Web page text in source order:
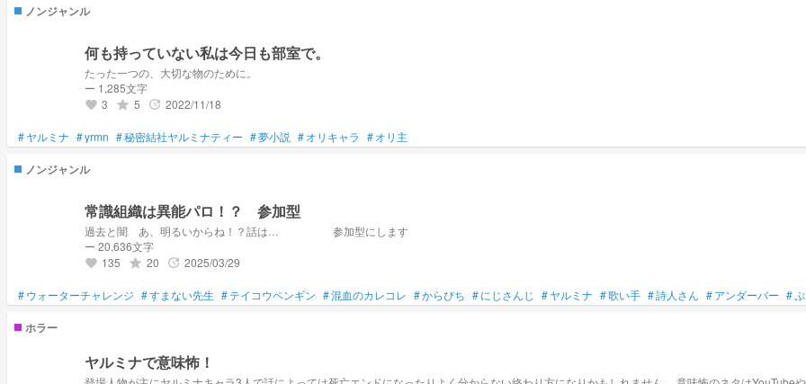
ノンジャンル
何も持っていない私は今日も部室で。
たった一つの、大切な物のために。
ー 1,285文字
favorite 3 grade 5 update 2022/11/18
#ヤルミナ #yrmn #秘密結社ヤルミナティー #夢小説 #オリキャラ #オリ主
ノンジャンル
常識組織は異能パロ！？ 参加型
過去と闇 あ、明るいからね！？話は… 参加型にします
ー 20,636文字
favorite 135 grade 20 update 2025/03/29
#ウォーターチャレンジ #すまない先生 #テイコウペンギン #混血のカレコレ #からぴち #にじさんじ #ヤルミナ #歌い手 #詩人さん #アンダーバー #
ホラー
ヤルミナで意味怖！